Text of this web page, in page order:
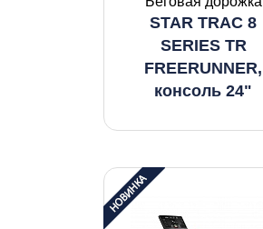
STAR TRAC 8
SERIES TR
FREERUNNER,
консоль 24"